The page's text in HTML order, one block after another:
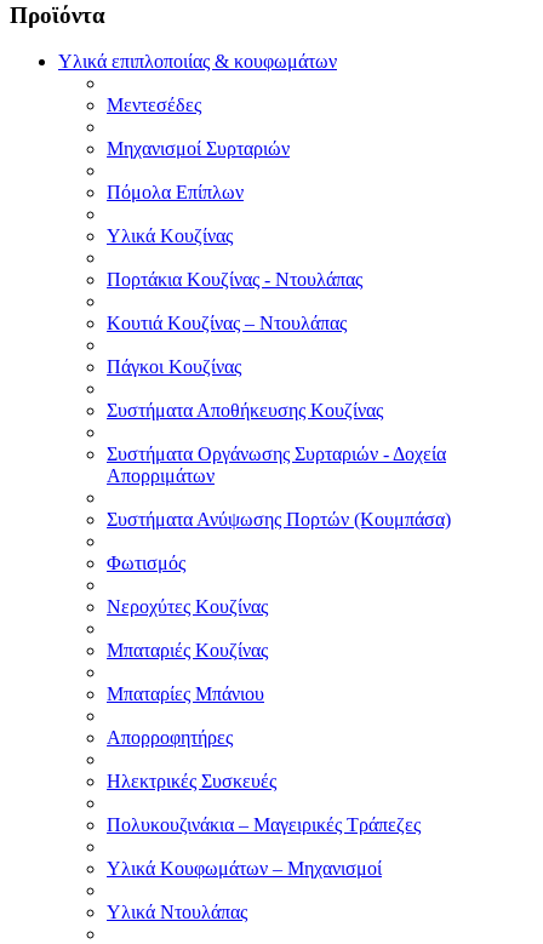
Προϊόντα
Υλικά επιπλοποιίας & κουφωμάτων
Μεντεσέδες
Μηχανισμοί Συρταριών
Πόμολα Επίπλων
Υλικά Κουζίνας
Πορτάκια Κουζίνας - Ντουλάπας
Κουτιά Κουζίνας – Ντουλάπας
Πάγκοι Κουζίνας
Συστήματα Αποθήκευσης Κουζίνας
Συστήματα Οργάνωσης Συρταριών - Δοχεία
Απορριμάτων
Συστήματα Ανύψωσης Πορτών (Κουμπάσα)
Φωτισμός
Νεροχύτες Κουζίνας
Μπαταριές Κουζίνας
Μπαταρίες Μπάνιου
Απορροφητήρες
Ηλεκτρικές Συσκευές
Πολυκουζινάκια – Μαγειρικές Τράπεζες
Υλικά Κουφωμάτων – Μηχανισμοί
Υλικά Ντουλάπας